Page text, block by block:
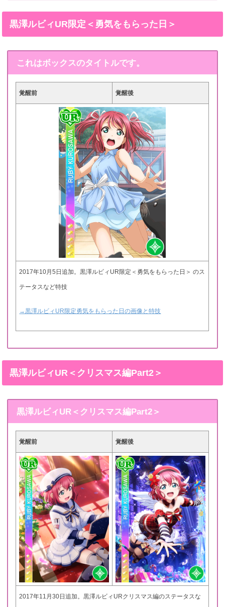
黒澤ルビィUR限定＜勇気をもらった日＞
これはボックスのタイトルです。
覚醒前 覚醒後
2017年10月5日追加。黒澤ルビィUR限定＜勇気をもらった日＞ のス
テータスなど特技
→黒澤ルビィUR限定勇気をもらった日の画像と特技
黒澤ルビィUR＜クリスマス編Part2＞
黒澤ルビィUR＜クリスマス編Part2＞
覚醒前 覚醒後
2017年11月30日追加。黒澤ルビィURクリスマス編のステータスな